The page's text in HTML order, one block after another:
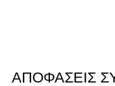
ΑΠΟΦΑΣΕΙΣ